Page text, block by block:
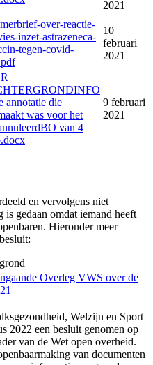
2021
over-reactie-
inzet-astrazeneca-
tegen-covid-
10
februari
2021
annotatie die
was voor het
van 4
9 februari
2021
en vervolgens niet
gedaan omdat iemand heeft
Hieronder meer
Overleg VWS over de
Welzijn en Sport
2022 een besluit genomen op
van de Wet open overheid.
van documenten